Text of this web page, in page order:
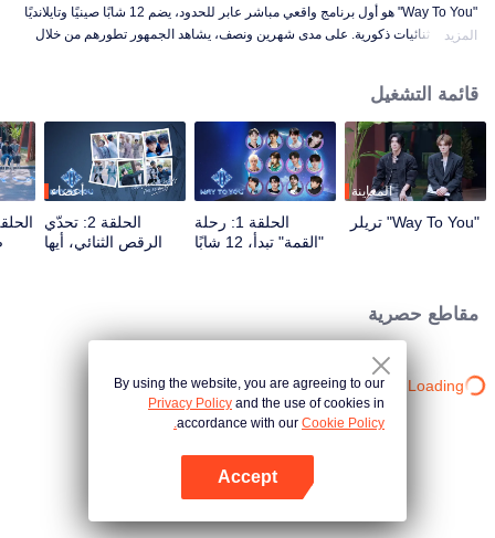
"Way To You" هو أول برنامج واقعي مباشر عابر للحدود، يضم 12 شابًا صينيًا وتايلانديًا
يشكلون ثنائيات ذكورية. على مدى شهرين ونصف، يشاهد الجمهور تطورهم من خلال
الأول حتى الوصول إلى الانسجام التام. سيحظى الثنائي الأكثر شعبية والأقوى كيمياءً
بفرصة الظهور على المسرح العالمي في النهاية.
المزيد
قائمة التشغيل
المعاينة
"Way To You" تريلر
الحلقة 1: رحلة
"القمة" تبدأ، 12 شابًا
أعضاء
الحلقة 2: تحدّي
الرقص الثنائي، أيها
مقاطع حصرية
Loading…
By using the website, you are agreeing to our
Privacy Policy and the use of cookies in
accordance with our Cookie Policy.
Accept